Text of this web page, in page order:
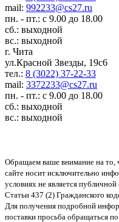
mail: 992233@cs27.ru
пн. - пт.: с 9.00 до 18.00
сб.: выходной
вс.: выходной
г. Чита
ул.Красной Звезды, 19с6
тел.: 8 (3022) 37-22-33
mail: 3372233@cs27.ru
пн. - пт.: с 9.00 до 18.00
сб.: выходной
вс.: выходной
Обращаем ваше внимание на то,
сайте носит исключительно
условиях не является
Статьи 437 (2) Гражданского
Для получения подробной
поставки просьба обращаться